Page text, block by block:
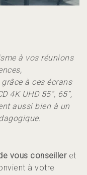
à vos réunions
à ces écrans
UHD 55’’, 65’’,
aussi bien à un
vous conseilleret
à votre